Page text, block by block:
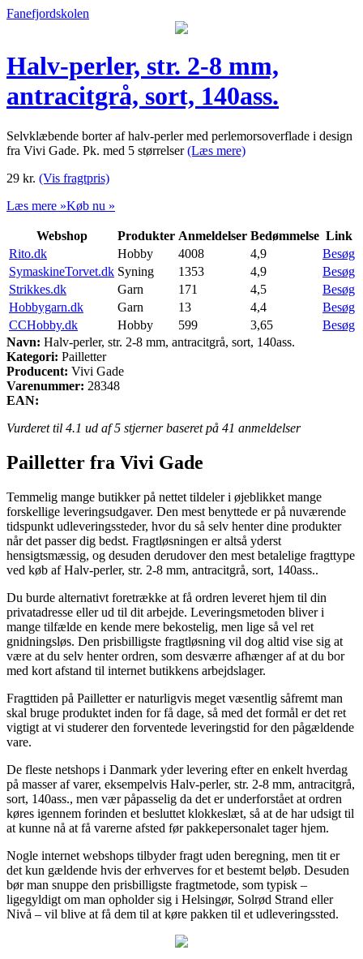
Fanefjordskolen
Halv-perler, str. 2-8 mm,
antracitgrå, sort, 140ass.
Selvklæbende borter af halv-perler med perlemorsoverflade i design
fra Vivi Gade. Pk. med 5 størrelser(Læs mere)
29 kr. (Vis fragtpris)
Læs mere »Køb nu »
Webshop Produkter Anmeldelser Bedømmelse Link
Rito.dk
Hobby 4008 4,9
Besøg
SymaskineTorvet.dk Syning 1353 4,9
Besøg
Strikkes.dk
Garn 171 4,5
Besøg
Hobbygarn.dk
Garn 13 4,4
Besøg
CCHobby.dk
Hobby 599 3,65
Besøg
Navn: Halv-perler, str. 2-8 mm, antracitgrå, sort, 140ass.
Kategori: Pailletter
Producent: Vivi Gade
Varenummer: 28348
EAN:
Vurderet til 4.1 ud af 5 stjerner baseret på 41 anmeldelser
Pailletter fra Vivi Gade
Temmelig mange butikker på nettet tildeler i øjeblikket mange
forskellige leveringsudgaver. Den mest benyttede er på nuværende
tidspunkt udleveringssteder, hvor du så selv henter dine produkter
når det passer dig bedst. Fragtløsningen er altså yderst
hensigtsmæssig, og desuden derudover den mest betalelige fragttype
ved køb af Halv-perler, str. 2-8 mm, antracitgrå, sort, 140ass..
Du burde alternativt foretrække at få ordren leveret hjem til din
privatadresse eller ud til dit arbejde. Leveringsmetoden bliver i
mange tilfælde en kende mere bekostelig, men lige så vel ret
gnidningsløs. Den prisbilligste fragtløsning vil dog altid vise sig at
være at du selv henter ordren, som desværre afhænger af at du bor
med kort afstand til internet butikkens arbejdslager.
Fragttiden på Pailletter er naturligvis meget væsentlig såfremt man
skal bruge produktet inden for få dage, så med det formål er det ret
vigtigt at vi studerer den forventede leveringstid for den pågældende
vare.
De fleste netshops i Danmark yder levering efter en enkelt hverdag
på masser af varer, eksempelvis Halv-perler, str. 2-8 mm, antracitgrå,
sort, 140ass., men vær påpasselig da det er underforstået at ordren
køres igennem forinden et besluttet klokkeslæt, så at de har udsigt til
at kunne nå at få varerne afsted før pakkepersonalet tager hjem.
Nogle internet webshops tilbyder fragt uden beregning, men tit er
det kun gældende hvis der erhverves for et bestemt beløb. Desuden
bør man snuppe den prisbilligste fragtmetode, som typisk –
ligegyldigt om man opholder sig i Helsingør, Solrød Strand eller
Nivå – vil blive at få dem til at køre pakken til et udleveringssted.